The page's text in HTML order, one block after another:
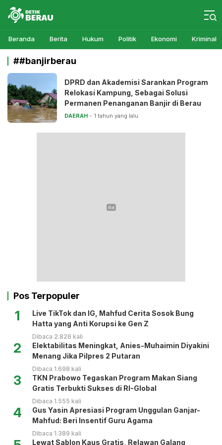
Detikberau.com
Media Diskusi Rakyat
Beranda Berita Hukum Politik Ekonomi Kriminal
##banjirberau
DPRD dan Akademisi Sarankan Program
Relokasi Kampung, Sebagai Solusi
Permanen Penanganan Banjir di Berau
DAERAH 1 tahun yang lalu
Pos Terpopuler
1
Live TikTok dan IG, Mahfud Cerita Sosok Bung
Hatta yang Anti Korupsi ke Gen Z
Dibaca 2.826 kali
2
Elektabilitas Meningkat, Anies-Muhaimin Diyakini
Menang Jika Pilpres 2 Putaran
Dibaca 1.698 kali
3
TKN Prabowo Tegaskan Program Makan Siang
Gratis Terbukti Sukses di RI-Global
Dibaca 1.555 kali
4
Gus Yasin Apresiasi Program Unggulan Ganjar-
Mahfud: Beri Insentif Guru Agama
Dibaca 1.389 kali
Lewat Sablon Kaus Gratis, Relawan Galang